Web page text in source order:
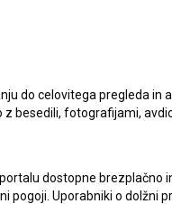
od
in
do celovitega pregleda in
besedili, fotografijami,
dostopne brezplačno
pogoji. Uporabniki o dolžni